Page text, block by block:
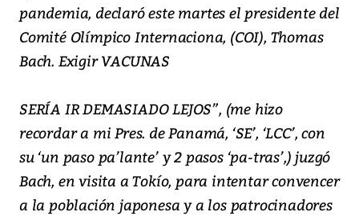
pandemia, declaró este martes el presidente del
Comité Olímpico Internaciona, (COI), Thomas
Bach. Exigir VACUNAS
SERÍA IR DEMASIADO LEJOS”, (me hizo
recordar a mi Pres. de Panamá, ‘SE’, ‘LCC’, con
su ‘un paso pa’lante’ y 2 pasos ‘pa-tras’,) juzgó
Bach, en visita a Tokío, para intentar convencer
a la población japonesa y a los patrocinadores